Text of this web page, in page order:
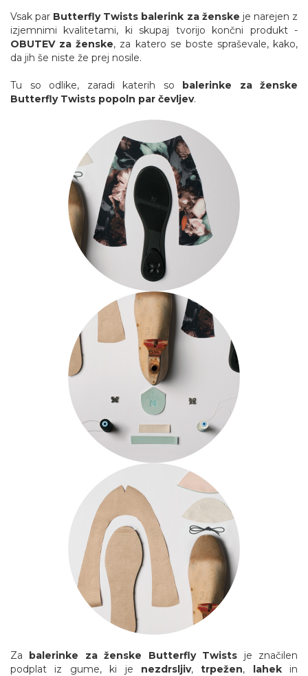
Vsak par Butterfly Twists balerink za ženske je narejen z
izjemnimi kvalitetami, ki skupaj tvorijo končni produkt -
OBUTEV za ženske, za katero se boste spraševale, kako,
da jih še niste že prej nosile.
Tu so odlike, zaradi katerih so balerinke za ženske
Butterfly Twists popoln par čevljev.
Za balerinke za ženske Butterfly Twists je značilen
podplat iz gume, ki je nezdrsljiv,trpežen, lahekin